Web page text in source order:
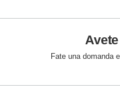
Fate una domanda